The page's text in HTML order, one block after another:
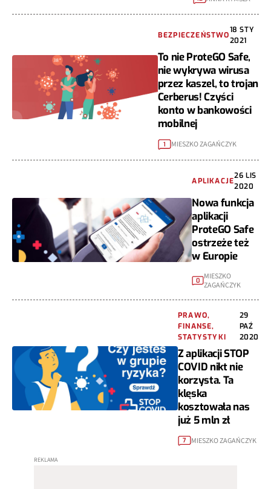
BEZPIECZEŃSTWO
18 STY
2021
To nie ProteGO Safe,
nie wykrywa wirusa
przez kaszel, to trojan
Cerberus! Czyści
konto w bankowości
mobilnej
1 MIESZKO ZAGAŃCZYK
APLIKACJE
26 LIS
2020
Nowa funkcja
aplikacji
ProteGO Safe
ostrzeże też
w Europie
0
MIESZKO
ZAGAŃCZYK
PRAWO,
FINANSE,
STATYSTYKI
29
PAŹ
2020
Z aplikacji STOP
COVID nikt nie
korzysta. Ta
klęska
kosztowała nas
już 5 mln zł
7 MIESZKO ZAGAŃCZYK